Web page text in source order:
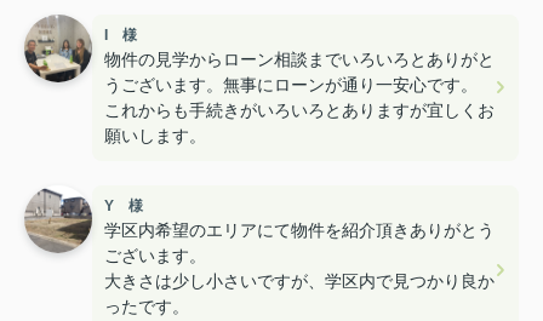
I 様
物件の見学からローン相談までいろいろとありがと
うございます。無事にローンが通り一安心です。
これからも手続きがいろいろとありますが宜しくお
願いします。
Y 様
学区内希望のエリアにて物件を紹介頂きありがとう
ございます。
大きさは少し小さいですが、学区内で見つかり良か
ったです。